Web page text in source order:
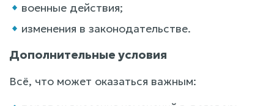
военные действия;
изменения в законодательстве.
Дополнительные условия
Всё, что может оказаться важным: